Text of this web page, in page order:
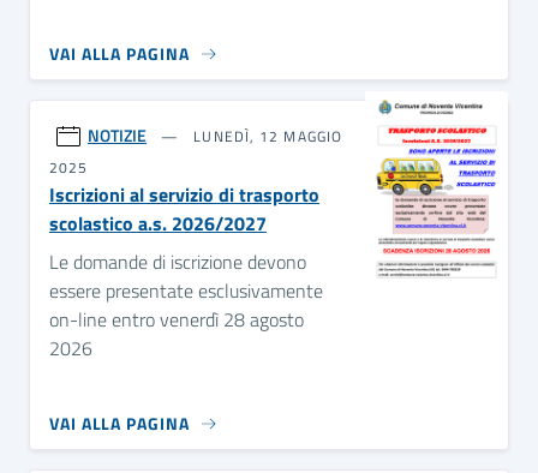
VAI ALLA PAGINA
NOTIZIE
LUNEDÌ, 12 MAGGIO
2025
Iscrizioni al servizio di trasporto
scolastico a.s. 2026/2027
Le domande di iscrizione devono
essere presentate esclusivamente
on-line entro venerdì 28 agosto
2026
VAI ALLA PAGINA